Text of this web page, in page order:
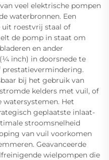
veel elektrische pompen
waterbronnen. Een
roestvrij staal of
de pomp in staat om
en ander
inch) in doorsnede te
prestatievermindering.
bij het gebruik van
kelders met vuil, of
watersystemen. Het
geplaatste inlaat-
stroomsnelheid
van vuil voorkomen
Geavanceerde
wielpompen die